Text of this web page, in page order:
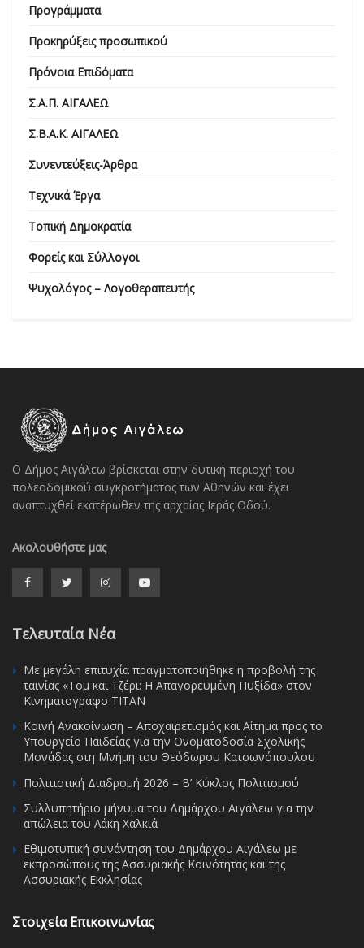
Προγράμματα
Προκηρύξεις προσωπικού
Πρόνοια Επιδόματα
Σ.Α.Π. ΑΙΓΑΛΕΩ
Σ.Β.Α.Κ. ΑΙΓΑΛΕΩ
Συνεντεύξεις-Άρθρα
Τεχνικά Έργα
Τοπική Δημοκρατία
Φορείς και Σύλλογοι
Ψυχολόγος – Λογοθεραπευτής
Ο Δήμος Αιγάλεω βρίσκεται στην δυτική περιοχή του
πολεοδομικού συγκροτήματος των Αθηνών και έχει
αναπτυχθεί εκατέρωθεν της αρχαίας Ιεράς Οδού.
Ακολουθήστε μας
Τελευταία Νέα
Με μεγάλη επιτυχία πραγματοποιήθηκε η προβολή της
ταινίας «Τομ και Τζέρι: Η Απαγορευμένη Πυξίδα» στον
Κινηματογράφο ΤΙΤΑΝ
Κοινή Ανακοίνωση – Αποχαιρετισμός και Αίτημα προς το
Υπουργείο Παιδείας για την Ονοματοδοσία Σχολικής
Μονάδας στη Μνήμη του Θεόδωρου Κατσωνόπουλου
Πολιτιστική Διαδρομή 2026 – Β’ Κύκλος Πολιτισμού
Συλλυπητήριο μήνυμα του Δημάρχου Αιγάλεω για την
απώλεια του Λάκη Χαλκιά
Εθιμοτυπική συνάντηση του Δημάρχου Αιγάλεω με
εκπροσώπους της Ασσυριακής Κοινότητας και της
Ασσυριακής Εκκλησίας
Στοιχεία Επικοινωνίας